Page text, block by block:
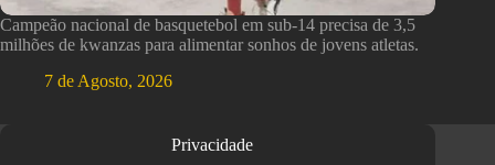
Campeão nacional de basquetebol em sub-14 precisa de 3,5
milhões de kwanzas para alimentar sonhos de jovens atletas.
7 de Agosto, 2026
Privacidade